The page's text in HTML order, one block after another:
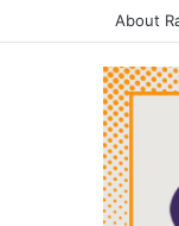
About